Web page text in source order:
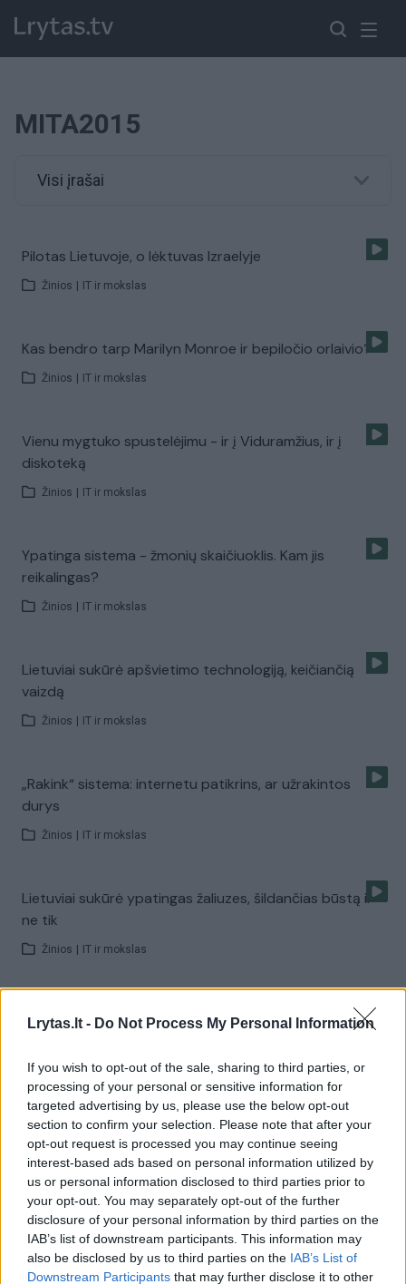
Lrytas.lt - Do Not Process My Personal Information
If you wish to opt-out of the sale, sharing to third parties, or
processing of your personal or sensitive information for
targeted advertising by us, please use the below opt-out
section to confirm your selection. Please note that after your
opt-out request is processed you may continue seeing
interest-based ads based on personal information utilized by
us or personal information disclosed to third parties prior to
your opt-out. You may separately opt-out of the further
disclosure of your personal information by third parties on the
IAB’s list of downstream participants. This information may
also be disclosed by us to third parties on the IAB’s List of
Downstream Participants that may further disclose it to other
MITA2015
Visi įrašai
Pilotas Lietuvoje, o lėktuvas Izraelyje
Žinios IT ir mokslas
Kas bendro tarp Marilyn Monroe ir bepiločio orlaivio?
Žinios IT ir mokslas
Vienu mygtuko spustelėjimu - ir į Viduramžius, ir į
diskoteką
Žinios IT ir mokslas
Ypatinga sistema - žmonių skaičiuoklis. Kam jis
reikalingas?
Žinios IT ir mokslas
Lietuviai sukūrė apšvietimo technologiją, keičiančią
vaizdą
Žinios IT ir mokslas
„Rakink“ sistema: internetu patikrins, ar užrakintos
durys
Žinios IT ir mokslas
Lietuviai sukūrė ypatingas žaliuzes, šildančias būstą ir
ne tik
Žinios IT ir mokslas
Išmanusis būstas parinks temperatūrą ir jums užmigus
išjungs TV
Žinios | IT ir mokslas
Lietuvio išradimas gali išgelbėti tūkstančius gyvybių
Žinios | IT ir mokslas
Lietuviai sukūrė pasaulyje unikalų kaulo pakaitalą